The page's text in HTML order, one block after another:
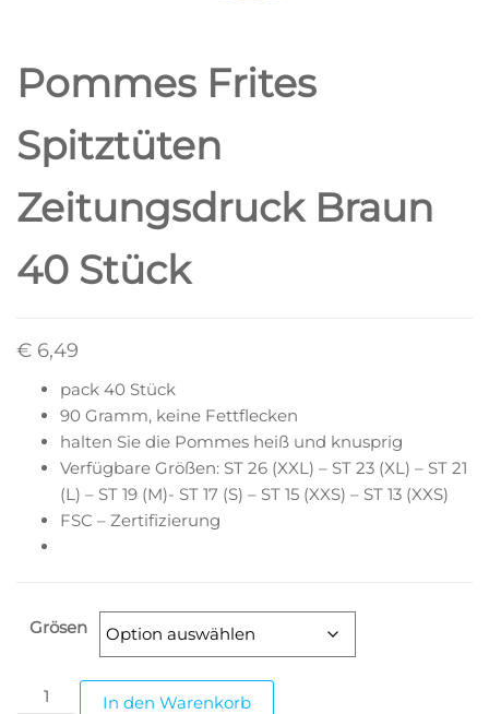
Pommes Frites
Spitztüten
Zeitungsdruck Braun
40 Stück
€ 6,49
pack 40 Stück
90 Gramm, keine Fettflecken
halten Sie die Pommes heiß und knusprig
Verfügbare Größen: ST 26 (XXL) – ST 23 (XL) – ST 21
(L) – ST 19 (M)- ST 17 (S) – ST 15 (XXS) – ST 13 (XXS)
FSC – Zertifizierung
Grösen
In den Warenkorb